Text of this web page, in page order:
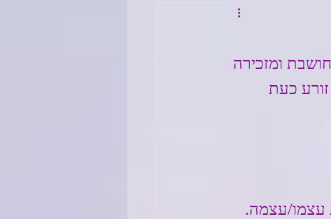
ומזכירה
כעת
עצמו/עצמה.